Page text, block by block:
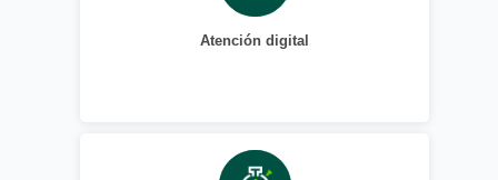
Atención digital